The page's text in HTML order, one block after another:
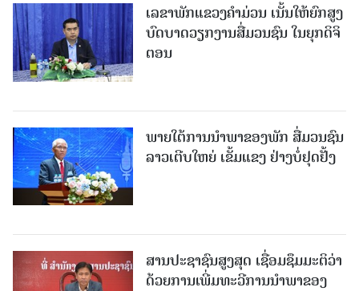
ເລຂາພັກແຂວງຄໍາມ່ວນ ເນັ້ນໃຫ້ຍົກສູງ
ບົດບາດວຽກງານສື່ມວນຊົນ ໃນຍຸກດິຈິ
ຕອນ
ພາຍໃຕ້ການນໍາພາຂອງພັກ ສື່ມວນຊົນ
ລາວເຕີບໃຫຍ່ ເຂັ້ມແຂງ ຢ່າງບໍ່ຢຸດຢັ້ງ
ສານປະຊາຊົນສູງສຸດ ເຊື່ອມຊຶມມະຕິວ່າ
ດ້ວຍການເພີ່ມທະວີການນຳພາຂອງ